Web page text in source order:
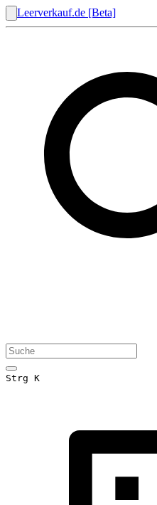
Leerverkauf.de [Beta]
Strg K